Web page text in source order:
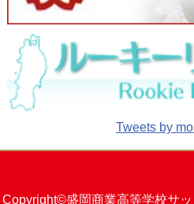
Tweets by
Copyright©盛岡商業高等学校サ